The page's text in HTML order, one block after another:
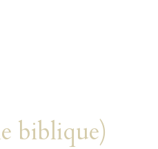
biblique)